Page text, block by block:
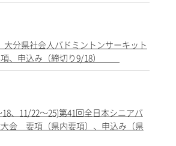
大分県社会人バドミントンサーキット
、申込み（締切り9/18）
、11/22～25)第41回全日本シニアバ
大会 要項（県内要項）、申込み（県